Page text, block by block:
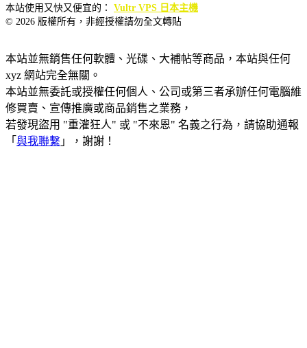
本站使用又快又便宜的： Vultr VPS 日本主機
© 2026 版權所有，非經授權請勿全文轉貼
本站並無銷售任何軟體、光碟、大補帖等商品，本站與任何
xyz 網站完全無關。
本站並無委託或授權任何個人、公司或第三者承辦任何電腦維
修買賣、宣傳推廣或商品銷售之業務，
若發現盜用 "重灌狂人" 或 "不來恩" 名義之行為，請協助通報
「 與我聯繫 」，謝謝！